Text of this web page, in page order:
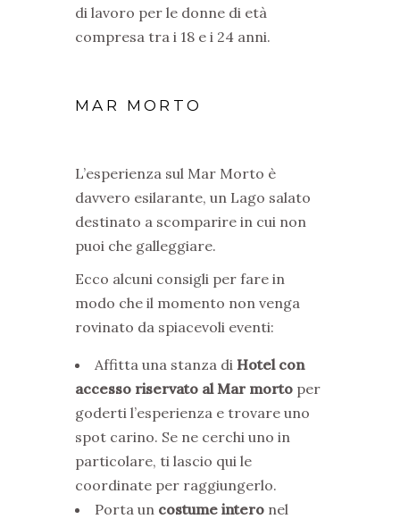
di lavoro per le donne di età
compresa tra i 18 e i 24 anni.
MAR MORTO
L’esperienza sul Mar Morto è
davvero esilarante, un Lago salato
destinato a scomparire in cui non
puoi che galleggiare.
Ecco alcuni consigli per fare in
modo che il momento non venga
rovinato da spiacevoli eventi:
Affitta una stanza di Hotel con
accesso riservato al Mar morto per
goderti l’esperienza e trovare uno
spot carino. Se ne cerchi uno in
particolare, ti lascio qui le
coordinate per raggiungerlo.
Porta un costume intero nel